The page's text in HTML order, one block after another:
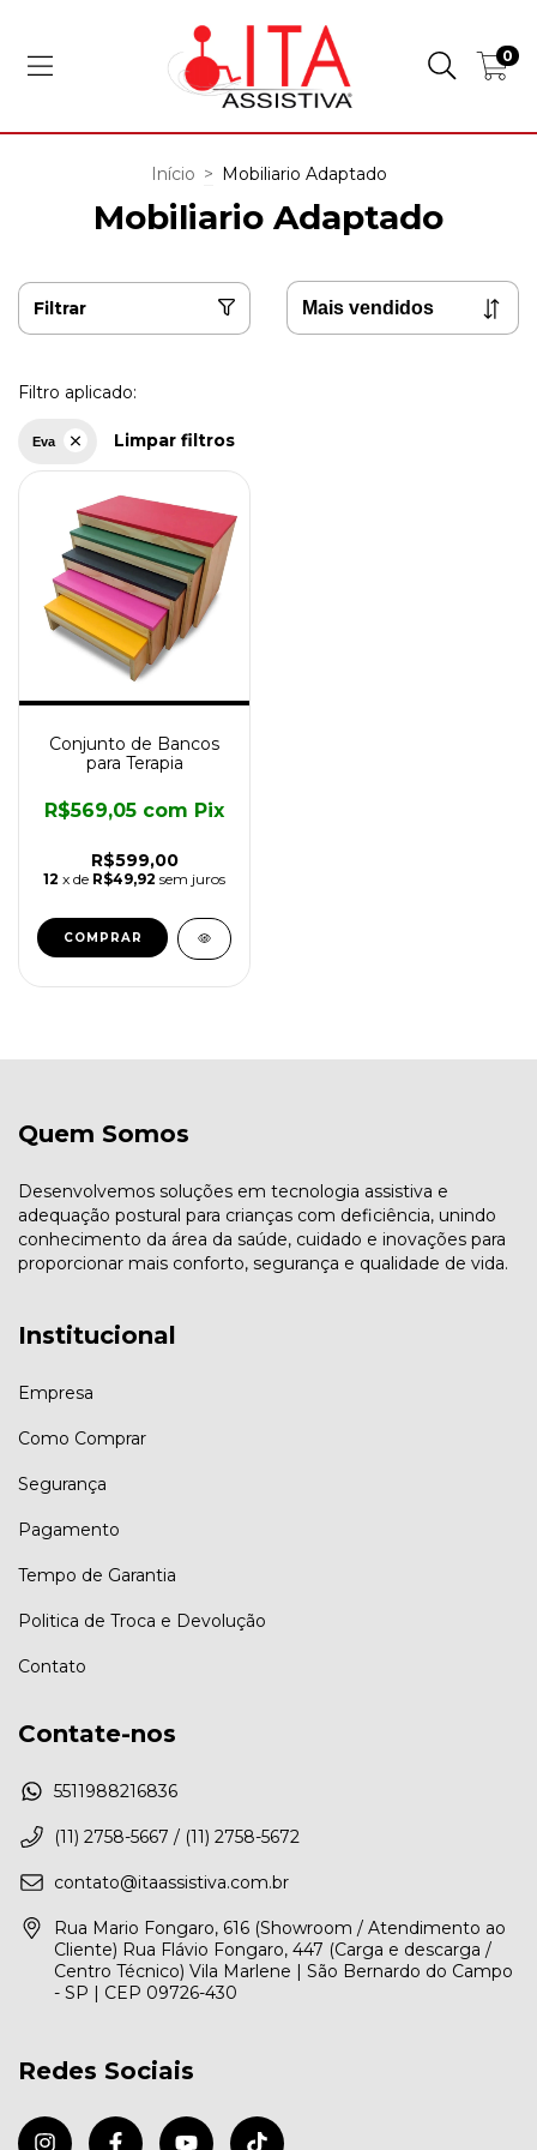
0
Início > Mobiliario Adaptado
Mobiliario Adaptado
Filtrar
Filtro aplicado:
Eva Limpar filtros
Conjunto de Bancos
para Terapia
R$599,00
R$569,05 com Pix
12 x de R$49,92 sem juros
COMPRAR
Quem Somos
Desenvolvemos soluções em tecnologia assistiva e
adequação postural para crianças com deficiência, unindo
conhecimento da área da saúde, cuidado e inovações para
proporcionar mais conforto, segurança e qualidade de vida.
Institucional
Empresa
Como Comprar
Segurança
Pagamento
Tempo de Garantia
Politica de Troca e Devolução
Contato
Contate-nos
5511988216836
(11) 2758-5667 / (11) 2758-5672
contato@itaassistiva.com.br
Rua Mario Fongaro, 616 (Showroom / Atendimento ao
Cliente) Rua Flávio Fongaro, 447 (Carga e descarga /
Centro Técnico) Vila Marlene | São Bernardo do Campo
- SP | CEP 09726-430
Redes Sociais